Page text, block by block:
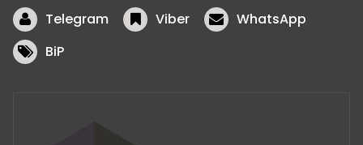
Telegram Viber
WhatsApp
BiP